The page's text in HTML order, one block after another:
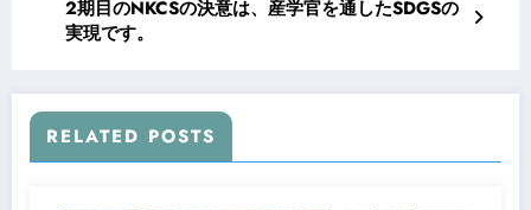
2期目のNKCSの決意は、産学官を通したSDGSの
実現です。
RELATED POSTS